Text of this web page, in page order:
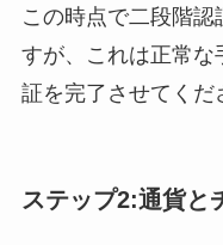
この時点で二段階認
すが、これは正常
証を完了させてくだ
ステップ2:通貨と